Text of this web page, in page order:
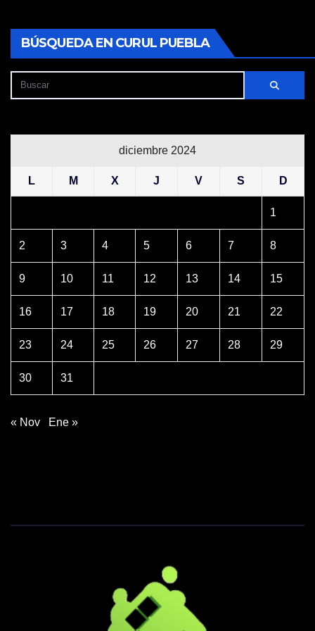
BÚSQUEDA EN CURUL PUEBLA
diciembre 2024
L M X J V S D
1
2 3 4 5 6 7 8
9 10 11 12 13 14 15
16 17 18 19 20 21 22
23 24 25 26 27 28 29
30 31
« Nov Ene »